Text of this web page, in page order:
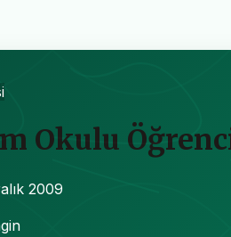
Okulu
2009